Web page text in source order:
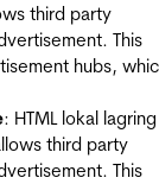
third party
This
hubs,
: HTML lokal lagring
third party
This